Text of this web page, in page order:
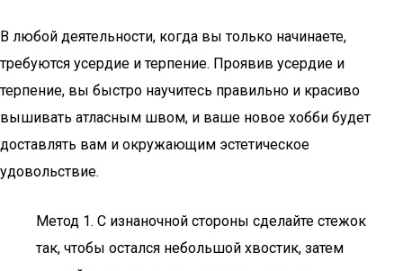
В любой деятельности, когда вы только начинаете,
требуются усердие и терпение. Проявив усердие и
терпение, вы быстро научитесь правильно и красиво
вышивать атласным швом, и ваше новое хобби будет
доставлять вам и окружающим эстетическое
удовольствие.
Метод 1. С изнаночной стороны сделайте стежок
так, чтобы остался небольшой хвостик, затем